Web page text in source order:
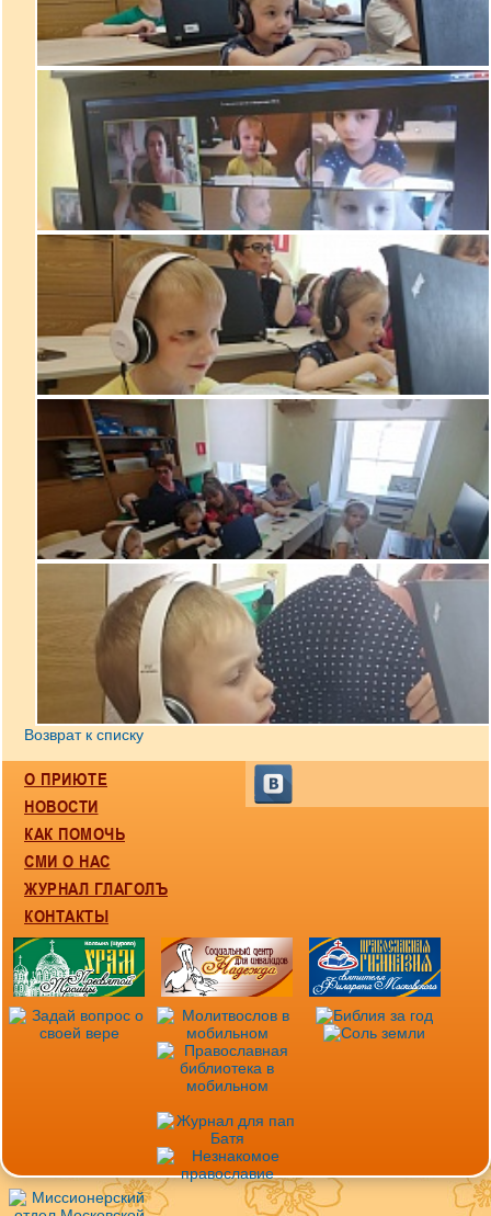
Возврат к списку
О ПРИЮТЕ
НОВОСТИ
КАК ПОМОЧЬ
СМИ О НАС
ЖУРНАЛ ГЛАГОЛЪ
КОНТАКТЫ